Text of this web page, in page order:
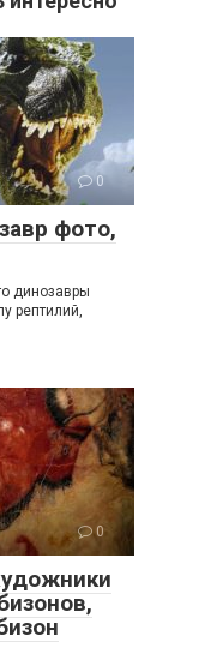
0
фото,
динозавры
рептилий,
0